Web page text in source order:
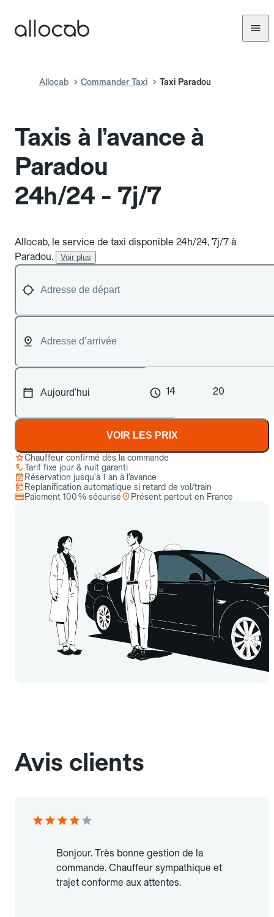
Allocab Commander Taxi Taxi Paradou
Taxis à l’avance à
Paradou
24h/24 - 7j/7
Allocab, le service de taxi disponible 24h/24, 7j/7 à
Paradou.
Voir plus
14 20
VOIR LES PRIX
Chauffeur confirmé dès la commande
Tarif fixe jour & nuit garanti
Réservation jusqu’à 1 an à l’avance
Replanification automatique si retard de vol/train
Paiement 100 % sécurisé
Présent partout en France
Avis clients
Bonjour. Très bonne gestion de la
commande. Chauffeur sympathique et
trajet conforme aux attentes.